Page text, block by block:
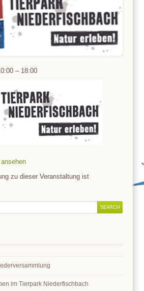
– 18:00
zu dieser Veranstaltung ist
im Tierpark Niederfischbach